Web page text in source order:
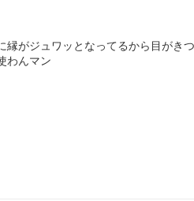
縁がジュワッとなってるから目がき
わんマン